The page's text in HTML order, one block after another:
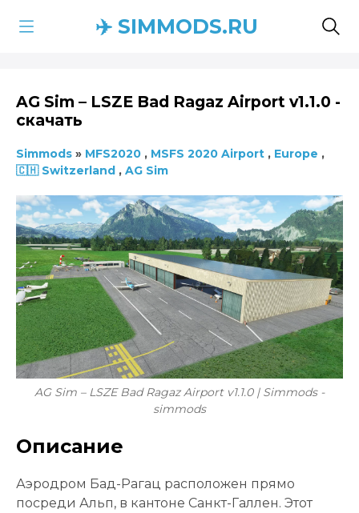
✈️ SIMMODS.RU
AG Sim – LSZE Bad Ragaz Airport v1.1.0 -
скачать
Simmods » MFS2020 , MSFS 2020 Airport , Europe ,
🇨🇭 Switzerland , AG Sim
AG Sim – LSZE Bad Ragaz Airport v1.1.0 | Simmods -
simmods
Описание
Аэродром Бад-Рагац расположен прямо
посреди Альп, в кантоне Санкт-Галлен. Этот